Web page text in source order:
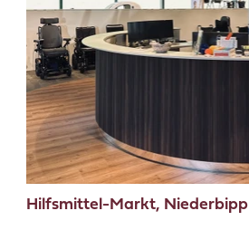
Hilfsmittel-Markt, Niederbipp